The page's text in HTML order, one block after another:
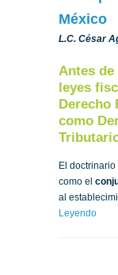
México
L.C. César
Antes
leyes
Derecho
como
El doctrinario
como el
al
Leyendo